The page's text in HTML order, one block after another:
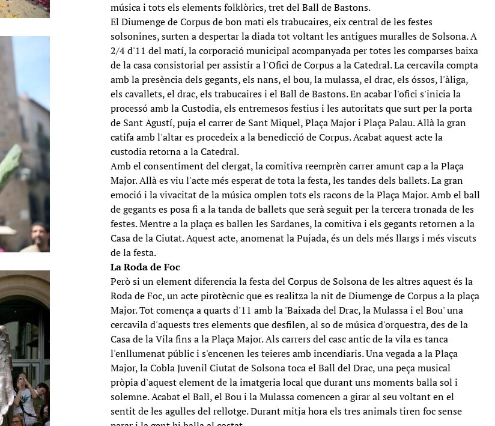
música i tots els elements folklòrics, tret del Ball de Bastons.
El Diumenge de Corpus de bon mati els trabucaires, eix central de les festes
solsonines, surten a despertar la diada tot voltant les antigues muralles de Solsona. A
2/4 d'11 del matí, la corporació municipal acompanyada per totes les comparses baixa
de la casa consistorial per assistir a l'Ofici de Corpus a la Catedral. La cercavila compta
amb la presència dels gegants, els nans, el bou, la mulassa, el drac, els óssos, l'àliga,
els cavallets, el drac, els trabucaires i el Ball de Bastons. En acabar l'ofici s'inicia la
processó amb la Custodia, els entremesos festius i les autoritats que surt per la porta
de Sant Agustí, puja el carrer de Sant Miquel, Plaça Major i Plaça Palau. Allà la gran
catifa amb l'altar es procedeix a la benedicció de Corpus. Acabat aquest acte la
custodia retorna a la Catedral.
Amb el consentiment del clergat, la comitiva reemprèn carrer amunt cap a la Plaça
Major. Allà es viu l'acte més esperat de tota la festa, les tandes dels ballets. La gran
emoció i la vivacitat de la música omplen tots els racons de la Plaça Major. Amb el ball
de gegants es posa fi a la tanda de ballets que serà seguit per la tercera tronada de les
festes. Mentre a la plaça es ballen les Sardanes, la comitiva i els gegants retornen a la
Casa de la Ciutat. Aquest acte, anomenat la Pujada, és un dels més llargs i més viscuts
de la festa.
La Roda de Foc
Però si un element diferencia la festa del Corpus de Solsona de les altres aquest és la
Roda de Foc, un acte pirotècnic que es realitza la nit de Diumenge de Corpus a la plaça
Major. Tot comença a quarts d'11 amb la 'Baixada del Drac, la Mulassa i el Bou' una
cercavila d'aquests tres elements que desfilen, al so de música d'orquestra, des de la
Casa de la Vila fins a la Plaça Major. Als carrers del casc antic de la vila es tanca
l'enllumenat públic i s'encenen les teieres amb incendiaris. Una vegada a la Plaça
Major, la Cobla Juvenil Ciutat de Solsona toca el Ball del Drac, una peça musical
pròpia d'aquest element de la imatgeria local que durant uns moments balla sol i
solemne. Acabat el Ball, el Bou i la Mulassa comencen a girar al seu voltant en el
sentit de les agulles del rellotge. Durant mitja hora els tres animals tiren foc sense